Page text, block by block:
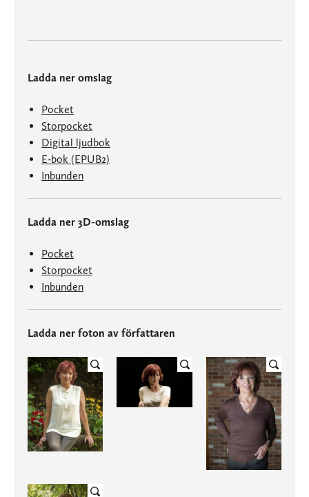
Ladda ner omslag
Pocket
Storpocket
Digital ljudbok
E-bok (EPUB2)
Inbunden
Ladda ner 3D-omslag
Pocket
Storpocket
Inbunden
Ladda ner foton av författaren